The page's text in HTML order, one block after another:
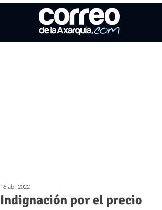
Indignación por el precio
16 abr 2022